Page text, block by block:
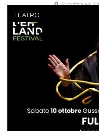
Avezzano
TEATRO